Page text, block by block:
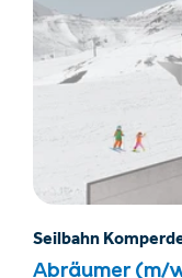
Seilbahn
Abräumer (m/